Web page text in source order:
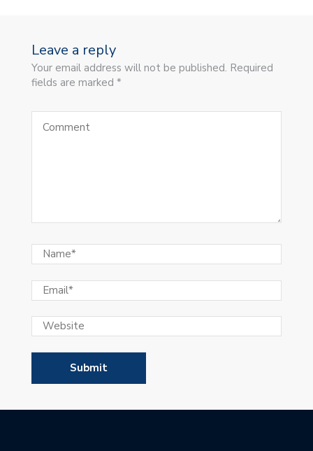
Leave a reply
Your email address will not be published. Required
fields are marked *